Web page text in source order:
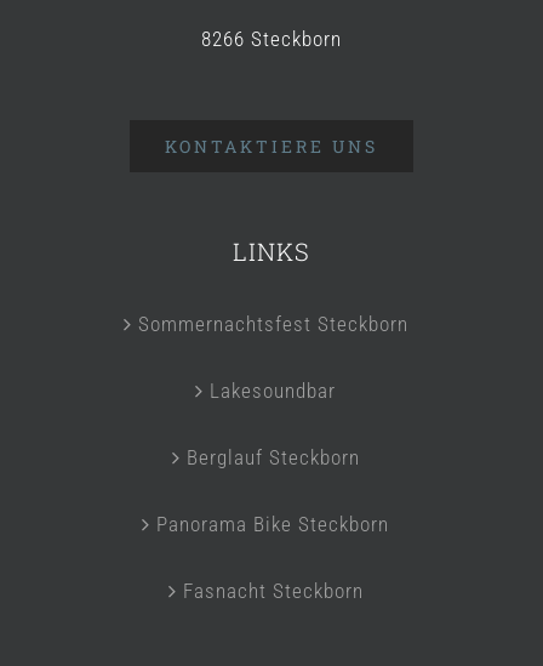
8266 Steckborn
KONTAKTIERE UNS
LINKS
Sommernachtsfest Steckborn
Lakesoundbar
Berglauf Steckborn
Panorama Bike Steckborn
Fasnacht Steckborn